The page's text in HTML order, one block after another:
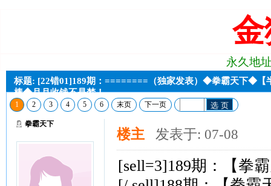
永久地
标题: [22错01]189期：========（独家发表）◆拳霸天下◆【
棒◆月月收钱不是梦！
1 2 3 4 5 6 末页 下一页 选 页
拳霸天下
楼主 发表于: 07-08
[sell=3]189期：【拳